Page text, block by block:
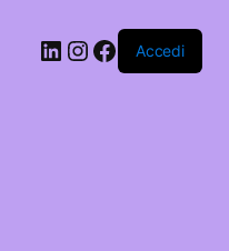
LinkedIn
Instagram
Facebook
Accedi